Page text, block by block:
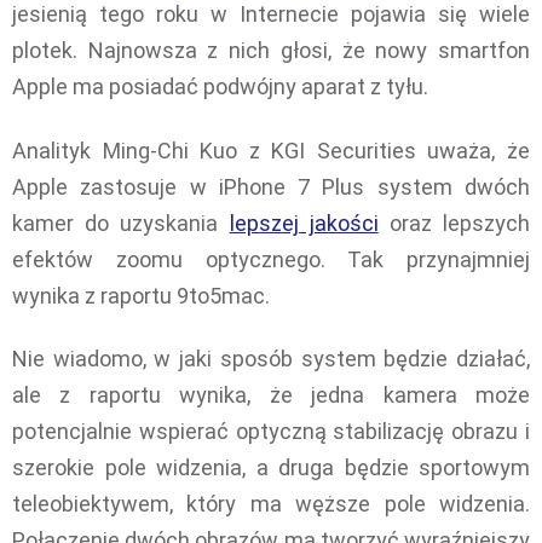
jesienią tego roku w Internecie pojawia się wiele
plotek. Najnowsza z nich głosi, że nowy smartfon
Apple ma posiadać podwójny aparat z tyłu.
Analityk Ming-Chi Kuo z KGI Securities uważa, że
Apple zastosuje w iPhone 7 Plus system dwóch
kamer do uzyskania lepszej jakości oraz lepszych
efektów zoomu optycznego. Tak przynajmniej
wynika z raportu 9to5mac.
Nie wiadomo, w jaki sposób system będzie działać,
ale z raportu wynika, że jedna kamera może
potencjalnie wspierać optyczną stabilizację obrazu i
szerokie pole widzenia, a druga będzie sportowym
teleobiektywem, który ma węższe pole widzenia.